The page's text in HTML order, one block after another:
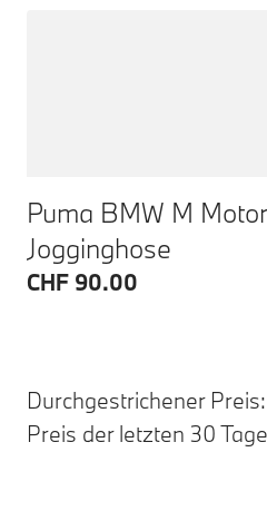
Puma BMW M
Jogginghose
CHF 90.00
Durchgestrichener
Preis der letzten 30